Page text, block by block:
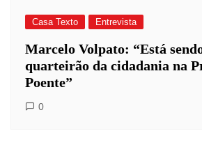
Casa Texto Entrevista
Marcelo Volpato: “Está
quarteirão da cidadania na
Poente”
0